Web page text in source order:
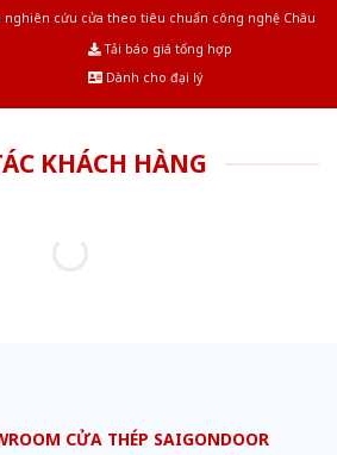
cứu cửa theo tiêu chuẩn công nghệ Châu
Tải báo giá tổng hợp
Dành cho đại lý
KHÁCH HÀNG
CỬA THÉP SAIGONDOOR